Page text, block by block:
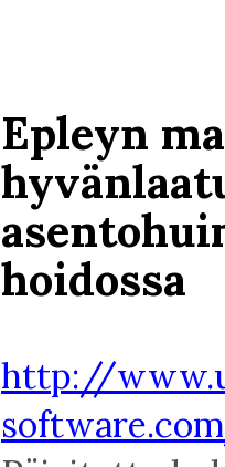
Epleyn
hoidossa
http://